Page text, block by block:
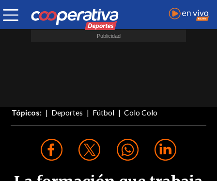
Tópicos: Deportes Fútbol Colo Colo